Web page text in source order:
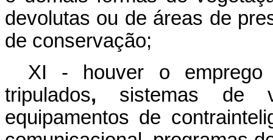
devolutas ou de áreas de
de conservação;
XI - houver o emprego
tripulados, sistemas de
equipamentos de